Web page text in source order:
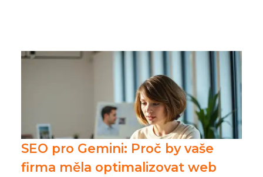
SEO pro Gemini: Proč by vaše
firma měla optimalizovat web